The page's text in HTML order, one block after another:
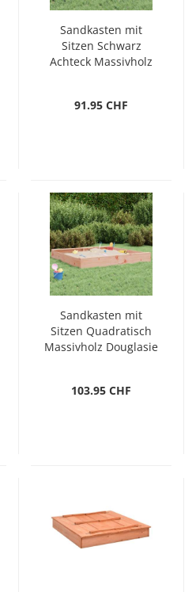
Sandkasten mit
Sitzen Schwarz
Achteck Massivholz
91.95 CHF
Sandkasten mit
Sitzen Quadratisch
Massivholz Douglasie
103.95 CHF